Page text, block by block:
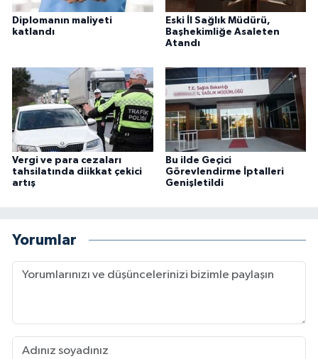
Diplomanın maliyeti
katlandı
Eski İl Sağlık Müdürü,
Başhekimliğe Asaleten
Atandı
Vergi ve para cezaları
tahsilatında diikkat çekici
artış
Bu ilde Geçici
Görevlendirme İptalleri
Genişletildi
Yorumlar